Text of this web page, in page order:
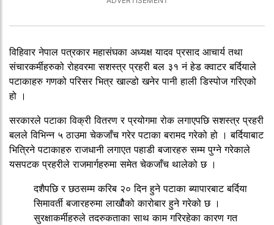
विहिवार नेपाल पत्रकार महासंघका अध्यक्ष यादव प्रसाद आचार्य तथा
संचारकर्मीहरुको रोहवरमा सशस्त्र प्रहरी बल ३१ नं हेड क्वाटर बर्दियाले
पटाकाहरु गणको परिसर भित्र खाल्डो खनेर पानी हाली डिस्पोज गरिएको
हो ।
सरकारले पटाका विक्री वितरण र प्रयोगमा रोक लगाएपछि सशस्त्र प्रहरी
बलले विभिन्न ५ ठाउमा चेकजाँच गरेर पटाका बरामद गरेको हो । बर्दियाबाट
भित्रिने पटाकाहरु राजधानी लगाएत पहाडी बजारहरु सम्म पुग्ने गरेकाले
यसपटक प्रहरीले राजमार्गहरुमा समेत चेकजाँच थालेको छ ।
दशैपछि र छठसम्म करिब २० दिन हुने पटाका ब्यापारबाट बर्दिया
सिमावर्ती बजारहरुमा लाखौैको कारोबार हुने गरेको छ ।
सुरक्षाकर्मीहरुले तदरुकताका साथ काम गरिरहेका कारण गत